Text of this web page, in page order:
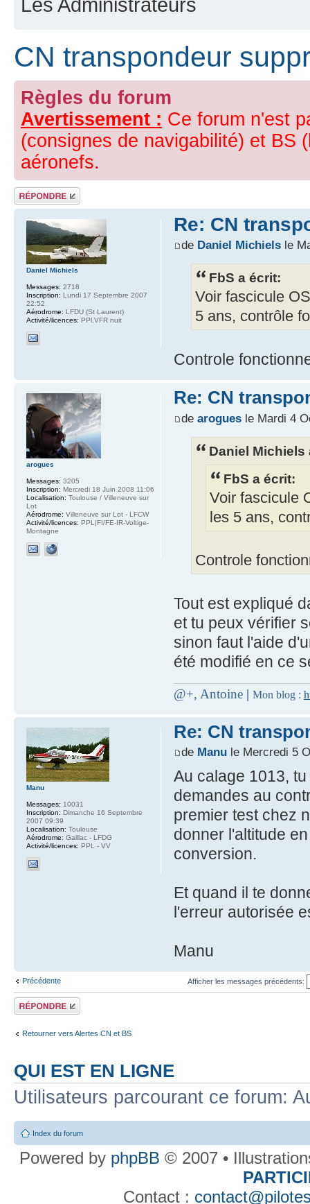
CN transpondeur
Règles du forum
Avertissement : Ce forum n'est
(consignes de navigabilité) et BS
aéronefs.
Répondre
Re: CN
de Daniel Michielsle
FbS a écrit:
Voir fascicule
5 ans, contrôle
Controle
Daniel Michiels
Messages: 2718
Inscription: Lundi 17 Septembre 2007
22:52
Aérodrome: LFDU (St Laurent)
Activité/licences: PPl,VFR nuit
Re: CN
de aroguesle Mardi 4
Daniel Michiels
FbS a écrit:
Voir fascicule
les 5 ans,
Controle
Tout est expliqué
et tu peux vérifier
sinon faut l'aide
été modifié en ce
@+, Antoine | Mon blog :
arogues
Messages: 3205
Inscription: Mercredi 18 Juin 2008 11:06
Localisation: Toulouse / Villeneuve sur
Lot
Aérodrome: Villeneuve sur Lot - LFCW
Activité/licences: PPL|FI/FE-IR-Voltige-
Montagne
Re: CN
de Manule Mercredi 5
Au calage 1013,
demandes au
premier test chez
donner l'altitude
conversion.
Et quand il te
l'erreur autorisée
Manu
Manu
Messages: 10031
Inscription: Dimanche 16 Septembre
2007 09:39
Localisation: Toulouse
Aérodrome: Gaillac - LFDG
Activité/licences: PPL - VV
Précédente Afficher les messages précédents:
Répondre
Retourner vers Alertes CN et BS
QUI EST EN LIGNE
Utilisateurs parcourant ce forum:
Index du forum
Powered by phpBB © 2007 •
Contact :